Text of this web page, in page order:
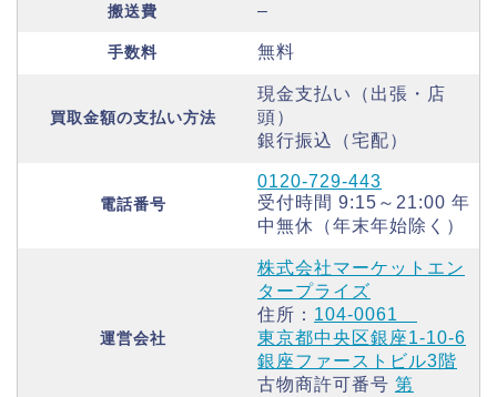
搬送費 –
手数料 無料
買取金額の支払い方法
現金支払い（出張・店
頭）
銀行振込（宅配）
電話番号
0120-729-443
受付時間 9:15～21:00 年
中無休（年末年始除く）
運営会社
株式会社マーケットエン
タープライズ
住所： 104-0061
東京都中央区銀座1-10-6
銀座ファーストビル3階
古物商許可番号 第